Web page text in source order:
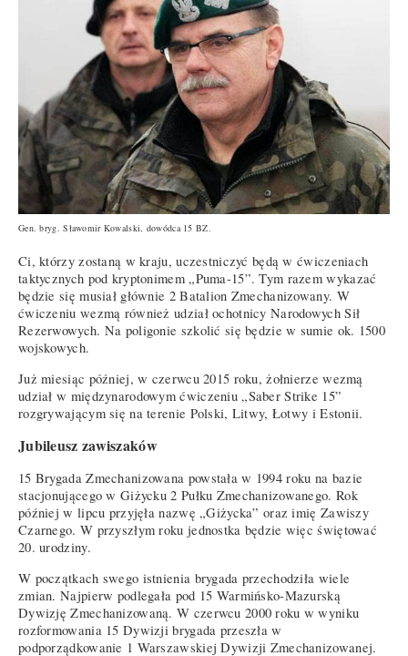
Gen. bryg. Sławomir Kowalski, dowódca 15 BZ.
Ci, którzy zostaną w kraju, uczestniczyć będą w ćwiczeniach
taktycznych pod kryptonimem „Puma-15”. Tym razem wykazać
będzie się musiał głównie 2 Batalion Zmechanizowany. W
ćwiczeniu wezmą również udział ochotnicy Narodowych Sił
Rezerwowych. Na poligonie szkolić się będzie w sumie ok. 1500
wojskowych.
Już miesiąc później, w czerwcu 2015 roku, żołnierze wezmą
udział w międzynarodowym ćwiczeniu „Saber Strike 15”
rozgrywającym się na terenie Polski, Litwy, Łotwy i Estonii.
Jubileusz zawiszaków
15 Brygada Zmechanizowana powstała w 1994 roku na bazie
stacjonującego w Giżycku 2 Pułku Zmechanizowanego. Rok
później w lipcu przyjęła nazwę „Giżycka” oraz imię Zawiszy
Czarnego. W przyszłym roku jednostka będzie więc świętować
20. urodziny.
W początkach swego istnienia brygada przechodziła wiele
zmian. Najpierw podlegała pod 15 Warmińsko-Mazurską
Dywizję Zmechanizowaną. W czerwcu 2000 roku w wyniku
rozformowania 15 Dywizji brygada przeszła w
podporządkowanie 1 Warszawskiej Dywizji Zmechanizowanej.